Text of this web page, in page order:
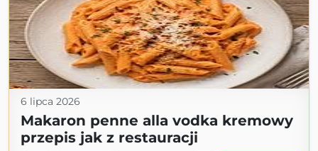
6 lipca 2026
Makaron penne alla vodka kremowy
przepis jak z restauracji